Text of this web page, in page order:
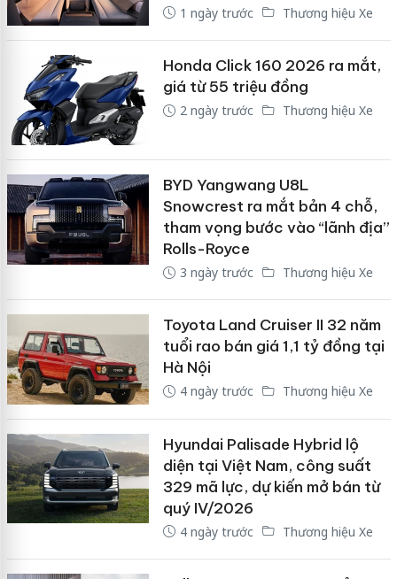
1 ngày trước Thương hiệu Xe
Honda Click 160 2026 ra mắt,
giá từ 55 triệu đồng
2 ngày trước Thương hiệu Xe
BYD Yangwang U8L
Snowcrest ra mắt bản 4 chỗ,
tham vọng bước vào “lãnh địa”
Rolls-Royce
3 ngày trước Thương hiệu Xe
Toyota Land Cruiser II 32 năm
tuổi rao bán giá 1,1 tỷ đồng tại
Hà Nội
4 ngày trước Thương hiệu Xe
Hyundai Palisade Hybrid lộ
diện tại Việt Nam, công suất
329 mã lực, dự kiến mở bán từ
quý IV/2026
4 ngày trước Thương hiệu Xe